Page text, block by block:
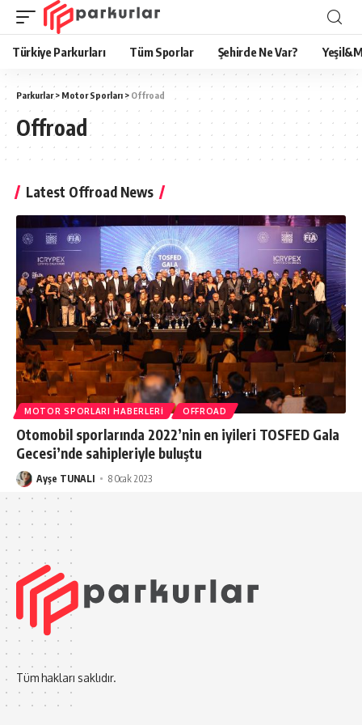
Türkiye Parkurları Tüm Sporlar Şehirde Ne Var?
Parkurlar> Motor Sporları > Offroad
Offroad
Latest Offroad News
MOTOR SPORLARI HABERLERI OFFROAD
Otomobil sporlarında 2022’nin en iyileri TOSFED Gala
Gecesi’nde sahipleriyle buluştu
Ayşe TUNALI 8 Ocak 2023
Tüm hakları saklıdır.